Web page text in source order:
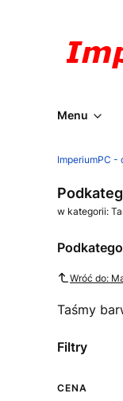
Menu
ImperiumPC -
w kategorii:
Wróć do:
Taśmy
Filtry
CENA